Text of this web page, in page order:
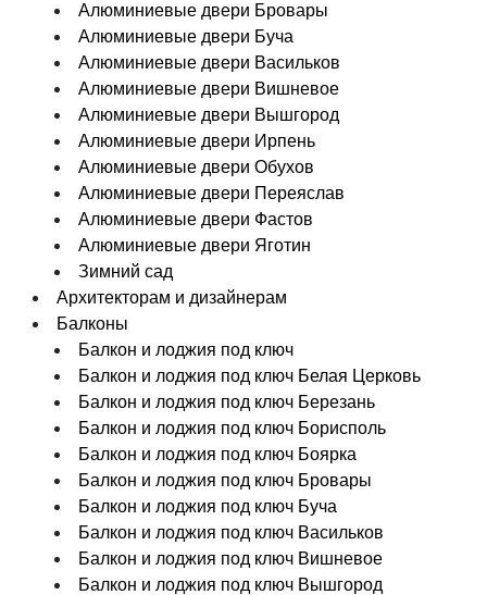
Алюминиевые двери Бровары
Алюминиевые двери Буча
Алюминиевые двери Васильков
Алюминиевые двери Вишневое
Алюминиевые двери Вышгород
Алюминиевые двери Ирпень
Алюминиевые двери Обухов
Алюминиевые двери Переяслав
Алюминиевые двери Фастов
Алюминиевые двери Яготин
Зимний сад
Архитекторам и дизайнерам
Балконы
Балкон и лоджия под ключ
Балкон и лоджия под ключ Белая Церковь
Балкон и лоджия под ключ Березань
Балкон и лоджия под ключ Борисполь
Балкон и лоджия под ключ Боярка
Балкон и лоджия под ключ Бровары
Балкон и лоджия под ключ Буча
Балкон и лоджия под ключ Васильков
Балкон и лоджия под ключ Вишневое
Балкон и лоджия под ключ Вышгород